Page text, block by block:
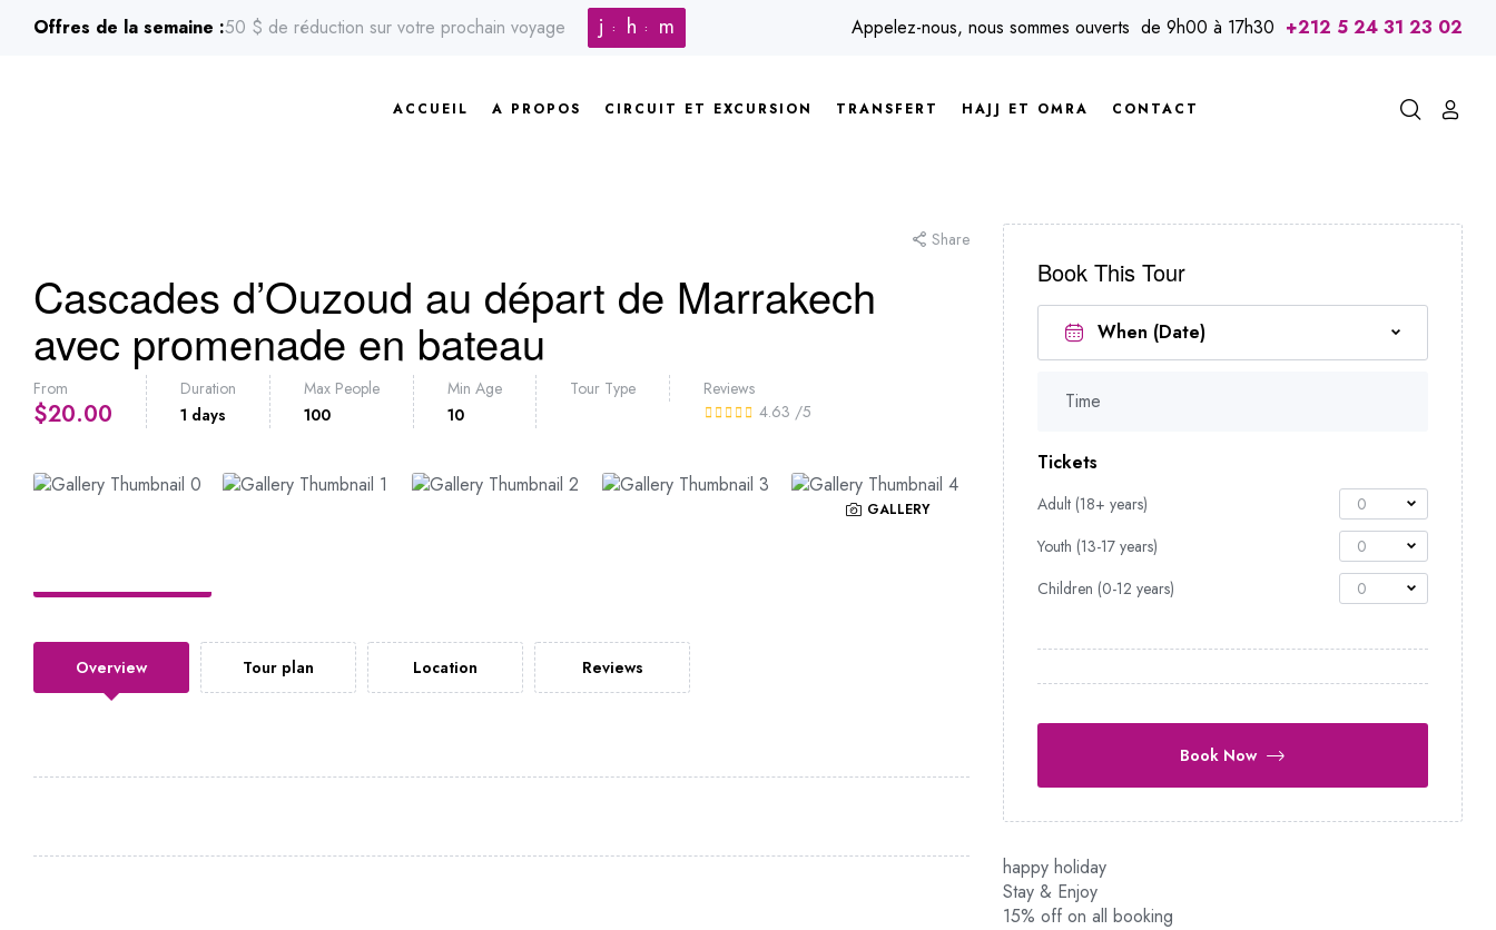
Offres de la semaine :50 $ de réduction sur votre prochain voyage j h m Appelez-nous, nous sommes ouverts de 9h00 à 17h30 +212 5 24 31 23 02
ACCUEIL A PROPOS CIRCUIT ET EXCURSION TRANSFERT HAJJ ET OMRA CONTACT
Share
Cascades d’Ouzoud au départ de Marrakech
avec promenade en bateau
From
$20.00
Duration
1 days
Max People
100
Min Age
10
Tour Type
Reviews
4.63 /5
GALLERY
Overview Tour plan Location Reviews
Book This Tour
Time
Tickets
Adult (18+ years)
0
Youth (13-17 years)
0
Children (0-12 years)
0
Book Now
happy holiday
Stay & Enjoy
15% off on all booking